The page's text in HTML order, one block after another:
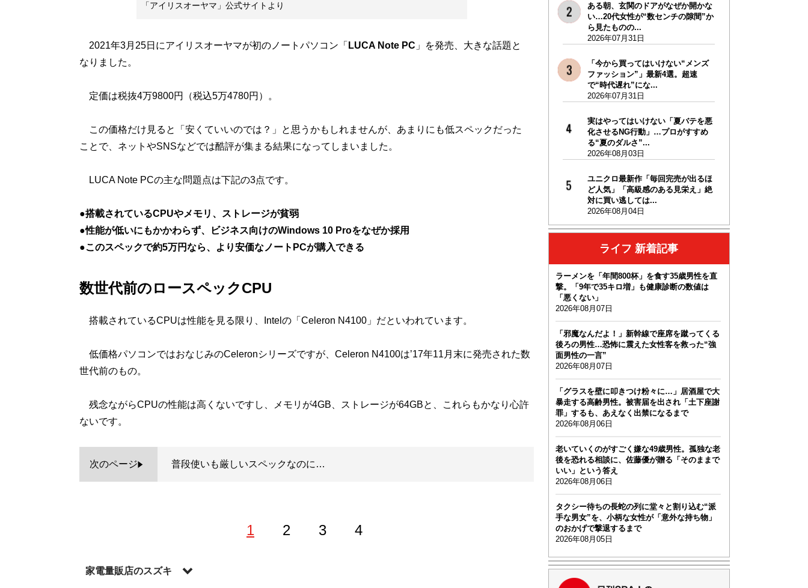
「アイリスオーヤマ」公式サイトより
2021年3月25日にアイリスオーヤマが初のノートパソコン「 LUCA Note PC 」を発売、大きな話題と
なりました。
定価は税抜4万9800円（税込5万4780円）。
この価格だけ見ると「安くていいのでは？」と思うかもしれませんが、あまりにも低スペックだった
ことで、ネットやSNSなどでは酷評が集まる結果になってしまいました。
LUCA Note PCの主な問題点は下記の3点です。
●搭載されているCPUやメモリ、ストレージが貧弱
●性能が低いにもかかわらず、ビジネス向けのWindows 10 Proをなぜか採用
●このスペックで約5万円なら、より安価なノートPCが購入できる
数世代前のロースペックCPU
搭載されているCPUは性能を見る限り、Intelの「Celeron N4100」だといわれています。
低価格パソコンではおなじみのCeleronシリーズですが、Celeron N4100は’17年11月末に発売された数
世代前のもの。
残念ながらCPUの性能は高くないですし、メモリが4GB、ストレージが64GBと、これらもかなり心許
ないです。
次のページ 普段使いも厳しいスペックなのに…
1 2 3 4
家電量販店のスズキ
ある朝、玄関のドアがなぜか開かな
い…20代女性が“数センチの隙間”か
ら見たものの...
2026年07月31日
「今から買ってはいけない“メンズ
ファッション”」最新4選。超速
で“時代遅れ”にな...
2026年07月31日
実はやってはいけない「夏バテを悪
化させるNG行動」…プロがすすめ
る“夏のダルさ”...
2026年08月03日
ユニクロ最新作「毎回完売が出るほ
ど人気」「高級感のある見栄え」絶
対に買い逃しては...
2026年08月04日
ライフ 新着記事
ラーメンを「年間800杯」を食す35歳男性を直
撃。「9年で35キロ増」も健康診断の数値は
「悪くない」
2026年08月07日
「邪魔なんだよ！」新幹線で座席を蹴ってくる
後ろの男性…恐怖に震えた女性客を救った“強
面男性の一言”
2026年08月07日
「グラスを壁に叩きつけ粉々に…」居酒屋で大
暴走する高齢男性。被害届を出され「土下座謝
罪」するも、あえなく出禁になるまで
2026年08月06日
老いていくのがすごく嫌な49歳男性。孤独な老
後を恐れる相談に、佐藤優が贈る「そのままで
いい」という答え
2026年08月06日
タクシー待ちの長蛇の列に堂々と割り込む“派
手な男女”を、小柄な女性が「意外な持ち物」
のおかげで撃退するまで
2026年08月05日